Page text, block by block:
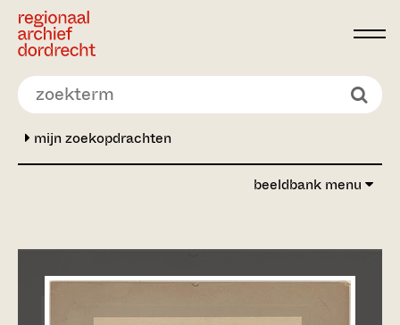
Ga direct naar de inhoud
mijn zoekopdrachten
beeldbank menu